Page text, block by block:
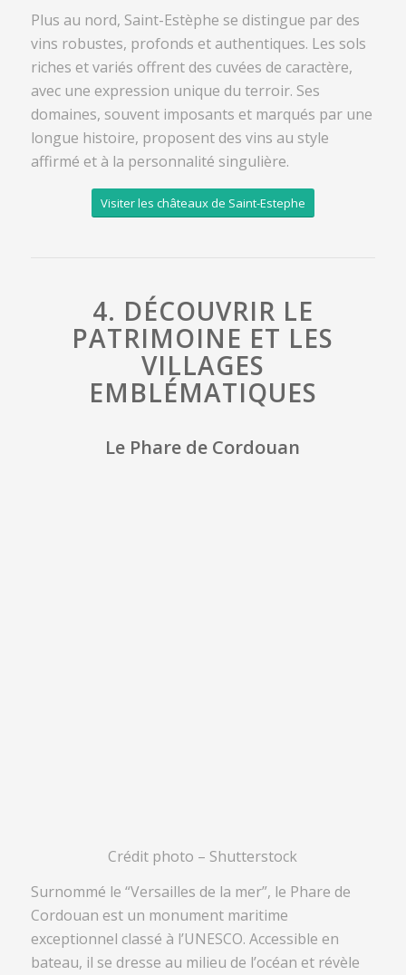
Plus au nord, Saint-Estèphe se distingue par des
vins robustes, profonds et authentiques. Les sols
riches et variés offrent des cuvées de caractère,
avec une expression unique du terroir. Ses
domaines, souvent imposants et marqués par une
longue histoire, proposent des vins au style
affirmé et à la personnalité singulière.
Visiter les châteaux de Saint-Estephe
4. DÉCOUVRIR LE
PATRIMOINE ET LES
VILLAGES
EMBLÉMATIQUES
Le Phare de Cordouan
Crédit photo – Shutterstock
Surnommé le “Versailles de la mer”, le Phare de
Cordouan est un monument maritime
exceptionnel classé à l’UNESCO. Accessible en
bateau, il se dresse au milieu de l’océan et révèle